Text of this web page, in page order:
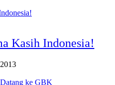
Kasih Indonesia!